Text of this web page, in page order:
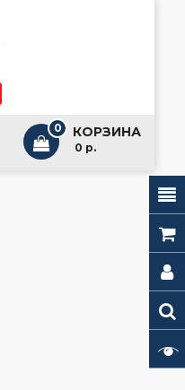
КОРЗИНА
0
- 0 р.